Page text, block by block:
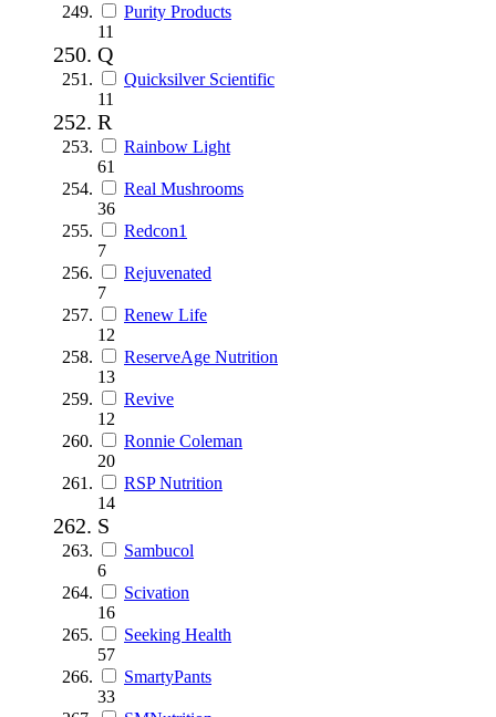
Purity Products
11
Q
Quicksilver Scientific
11
R
Rainbow Light
61
Real Mushrooms
36
Redcon1
7
Rejuvenated
7
Renew Life
12
ReserveAge Nutrition
13
Revive
12
Ronnie Coleman
20
RSP Nutrition
14
S
Sambucol
6
Scivation
16
Seeking Health
57
SmartyPants
33